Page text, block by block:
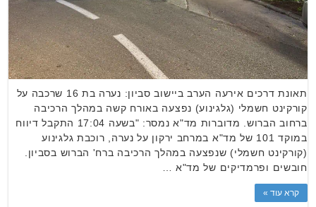
תאונת דרכים אירעה הערב ביישוב סביון: נערה בת 16 שרכבה על
קורקינט חשמלי (גלגינוע) נפצעה באורח קשה במהלך הרכיבה
ברחוב הברוש. מדוברות מד"א נמסר: "בשעה 17:04 התקבל דיווח
במוקד 101 של מד"א במרחב ירקון על נערה, רוכבת גלגינוע
(קורקינט חשמלי) שנפצעה במהלך הרכיבה ברח' הברוש בסביון.
חובשים ופרמדיקים של מד"א …
קרא עוד »